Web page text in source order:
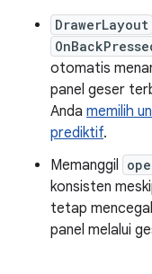
DrawerLayout
otomatis
panel geser
Anda memilih
prediktif.
Memanggil
konsisten
tetap
panel melalui